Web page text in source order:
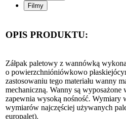
Filmy
OPIS PRODUKTU:
Záłpak paletowy z wannówką
o powierzchnióniówkowo
zastosowaniu tego materiału wanny
mechaniczną. Wanny są
zapewnia wysoką nośność. Wymiary
wymiarów najczęściej używanych
europalet).